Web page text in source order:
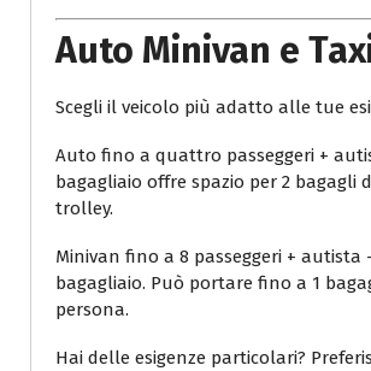
Auto Minivan e
Scegli il veicolo più adatto alle tue
Auto fino a quattro passeggeri +
bagagliaio offre spazio per 2 bagagli
trolley.
Minivan fino a 8 passeggeri + autista
bagagliaio. Può portare fino a 1
persona.
Hai delle esigenze particolari?